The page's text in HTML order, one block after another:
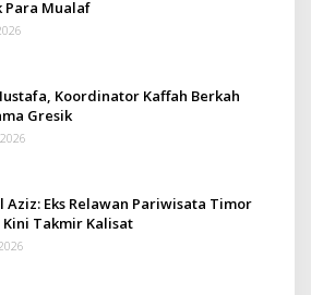
Para Mualaf
Koordinator Kaffah Berkah
Gresik
Aziz: Eks Relawan Pariwisata Timor
Kini Takmir Kalisat